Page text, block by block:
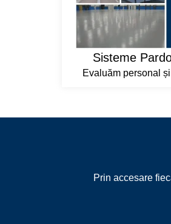
Sisteme
Evaluăm personal
Prin accesare